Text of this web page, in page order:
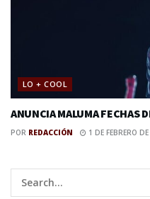
LO + COOL
ANUNCIA MALUMA FECHAS
POR REDACCIÓN 1 DE FEBRERO